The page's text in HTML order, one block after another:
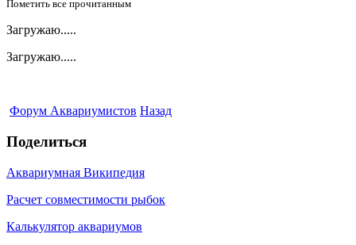
Пометить все прочитанным
Загружаю.....
Загружаю.....
Форум Аквариумистов Назад
Поделиться
Аквариумная Википедия
Расчет совместимости рыбок
Калькулятор аквариумов